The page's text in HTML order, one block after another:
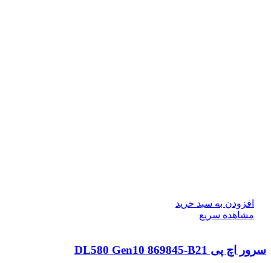
افزودن به سبد خرید
مشاهده سریع
سرور اچ پی DL580 Gen10 869845-B21